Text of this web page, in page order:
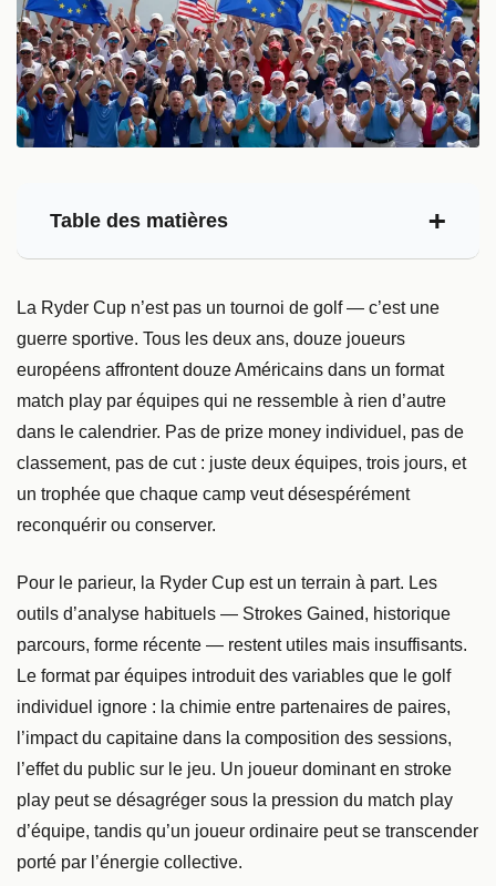
Table des matières
La Ryder Cup n’est pas un tournoi de golf — c’est une
guerre sportive. Tous les deux ans, douze joueurs
européens affrontent douze Américains dans un format
match play par équipes qui ne ressemble à rien d’autre
dans le calendrier. Pas de prize money individuel, pas de
classement, pas de cut : juste deux équipes, trois jours, et
un trophée que chaque camp veut désespérément
reconquérir ou conserver.
Pour le parieur, la Ryder Cup est un terrain à part. Les
outils d’analyse habituels — Strokes Gained, historique
parcours, forme récente — restent utiles mais insuffisants.
Le format par équipes introduit des variables que le golf
individuel ignore : la chimie entre partenaires de paires,
l’impact du capitaine dans la composition des sessions,
l’effet du public sur le jeu. Un joueur dominant en stroke
play peut se désagréger sous la pression du match play
d’équipe, tandis qu’un joueur ordinaire peut se transcender
porté par l’énergie collective.